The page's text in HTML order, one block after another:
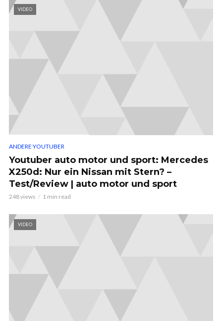
VIDEO
ANDERE YOUTUBER
Youtuber auto motor und sport: Mercedes
X250d: Nur ein Nissan mit Stern? –
Test/Review | auto motor und sport
248 views 1 min read
VIDEO